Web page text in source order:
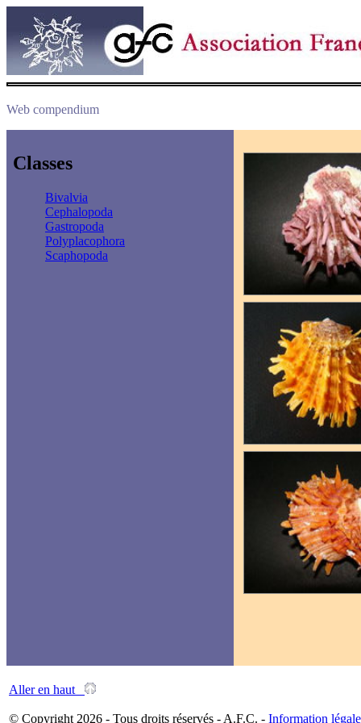
Web compendium
Classes
Bivalvia
Cephalopoda
Gastropoda
Polyplacophora
Scaphopoda
Aller en haut
© Copyright 2026 - Tous droits réservés - A.F.C. - Information légale